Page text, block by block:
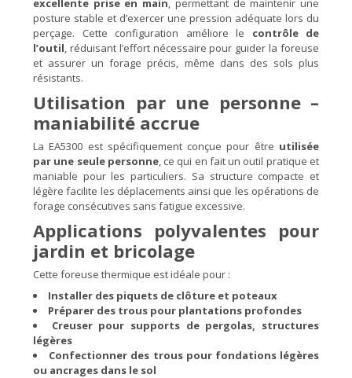
excellente prise en main, permettant de maintenir une
posture stable et d’exercer une pression adéquate lors du
perçage. Cette configuration améliore le contrôle de
l’outil, réduisant l’effort nécessaire pour guider la foreuse
et assurer un forage précis, même dans des sols plus
résistants.
Utilisation par une personne –
maniabilité accrue
La EA5300 est spécifiquement conçue pour être utilisée
par une seule personne, ce qui en fait un outil pratique et
maniable pour les particuliers. Sa structure compacte et
légère facilite les déplacements ainsi que les opérations de
forage consécutives sans fatigue excessive.
Applications polyvalentes pour
jardin et bricolage
Cette foreuse thermique est idéale pour :
Installer des piquets de clôture et poteaux
Préparer des trous pour plantations profondes
Creuser pour supports de pergolas, structures
légères
Confectionner des trous pour fondations légères
ou ancrages dans le sol